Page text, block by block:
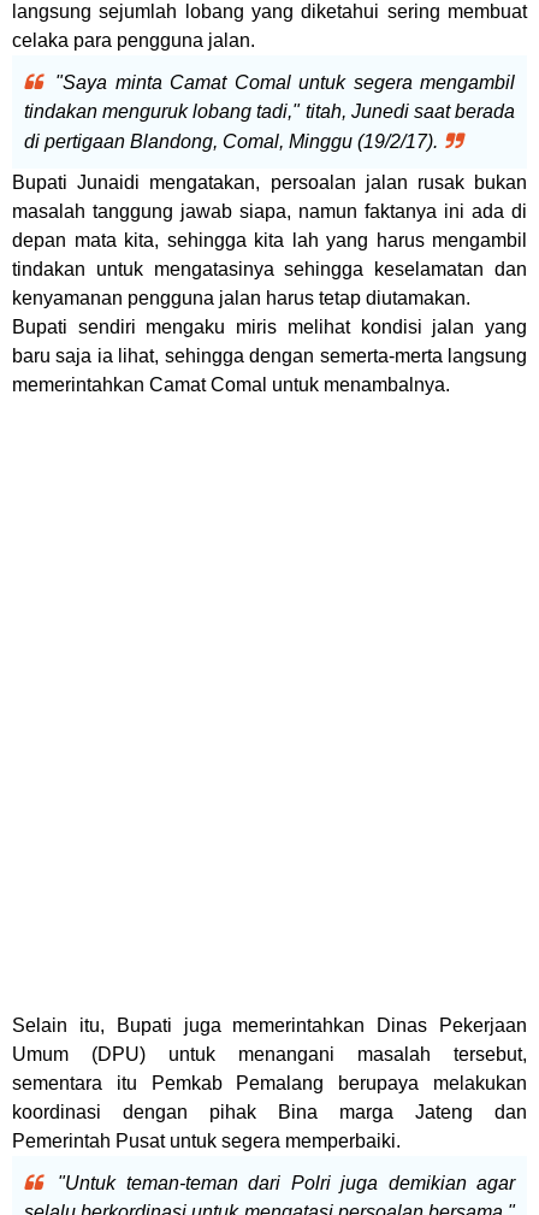
langsung sejumlah lobang yang diketahui sering membuat
celaka para pengguna jalan.
"Saya minta Camat Comal untuk segera mengambil
tindakan menguruk lobang tadi," titah, Junedi saat berada
di pertigaan Blandong, Comal, Minggu (19/2/17).
Bupati Junaidi mengatakan, persoalan jalan rusak bukan
masalah tanggung jawab siapa, namun faktanya ini ada di
depan mata kita, sehingga kita lah yang harus mengambil
tindakan untuk mengatasinyasehingga keselamatan dan
kenyamanan pengguna jalan harus tetap diutamakan.
Bupati sendiri mengaku miris melihat kondisi jalan yang
baru saja ia lihat, sehingga dengan semerta-merta langsung
memerintahkan Camat Comal untuk menambalnya.
Selain itu, Bupati juga memerintahkan Dinas Pekerjaan
Umum (DPU) untuk menangani masalah tersebut,
sementara itu Pemkab Pemalang berupaya melakukan
koordinasi dengan pihak Bina marga Jateng dan
Pemerintah Pusat untuk segera memperbaiki.
"Untuk teman-teman dari Polri juga demikian agar